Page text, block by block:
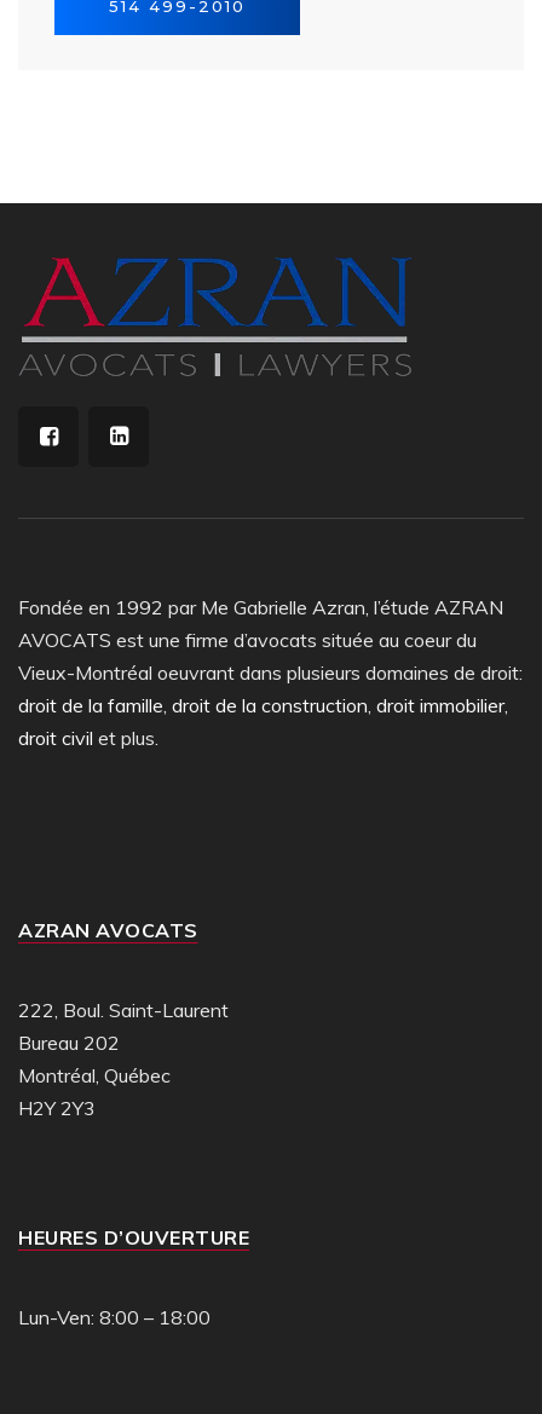
514 499-2010
Fondée en 1992 par Me Gabrielle Azran, l’étude AZRAN
AVOCATS est une firme d’avocats située au coeur du
Vieux-Montréal oeuvrant dans plusieurs domaines de droit:
droit de la famille, droit de la construction, droit immobilier,
droit civil et plus.
AZRAN AVOCATS
222, Boul. Saint-Laurent
Bureau 202
Montréal, Québec
H2Y 2Y3
HEURES D’OUVERTURE
Lun-Ven: 8:00 – 18:00